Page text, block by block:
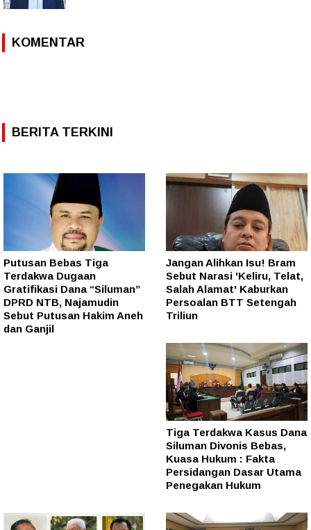
KOMENTAR
BERITA TERKINI
Putusan Bebas Tiga
Terdakwa Dugaan
Gratifikasi Dana “Siluman”
DPRD NTB, Najamudin
Sebut Putusan Hakim Aneh
dan Ganjil
Jangan Alihkan Isu! Bram
Sebut Narasi 'Keliru, Telat,
Salah Alamat' Kaburkan
Persoalan BTT Setengah
Triliun
Tiga Terdakwa Kasus Dana
Siluman Divonis Bebas,
Kuasa Hukum : Fakta
Persidangan Dasar Utama
Penegakan Hukum